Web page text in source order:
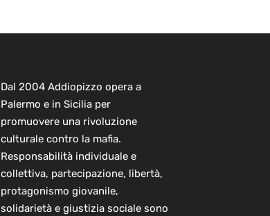
Dal 2004 Addiopizzo opera a
Palermo e in Sicilia per
promuovere una rivoluzione
culturale contro la mafia.
Responsabilità individuale e
collettiva, partecipazione, libertà,
protagonismo giovanile,
solidarietà e giustizia sociale sono